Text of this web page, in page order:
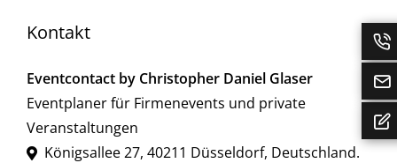
Kontakt
Eventcontact by Christopher Daniel Glaser
Eventplaner für Firmenevents und private
Veranstaltungen
Königsallee 27, 40211 Düsseldorf, Deutschland.